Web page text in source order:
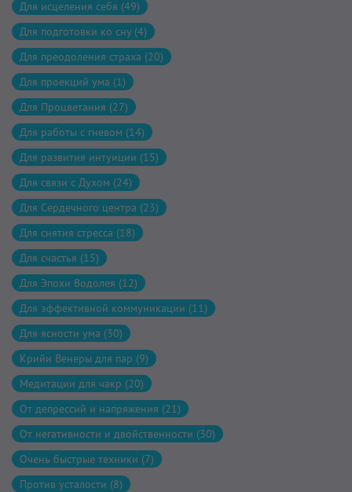
Для исцеления себя (49)
Для подготовки ко сну (4)
Для преодоления страха (20)
Для проекций ума (1)
Для Процветания (27)
Для работы с гневом (14)
Для развития интуиции (15)
Для связи с Духом (24)
Для Сердечного центра (23)
Для снятия стресса (18)
Для счастья (15)
Для Эпохи Водолея (12)
Для эффективной коммуникации (11)
Для ясности ума (30)
Крийи Венеры для пар (9)
Медитации для чакр (20)
От депрессий и напряжения (21)
От негативности и двойственности (30)
Очень быстрые техники (7)
Против усталости (8)